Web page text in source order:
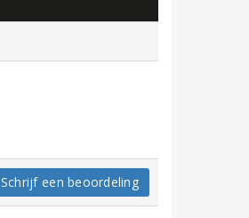
Schrijf een beoordeling